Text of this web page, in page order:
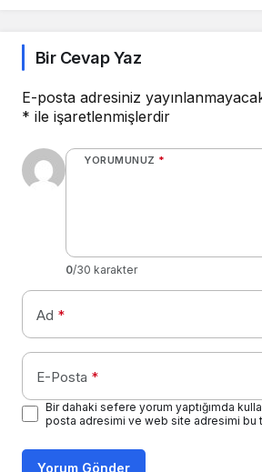
Bir Cevap Yaz
E-posta adresiniz
* ile işaretlenmişlerdir
YORUMUNUZ *
0/30 karakter
Ad *
E-Posta *
Bir dahaki sefere yorum yaptığımda
posta adresimi ve web site adresimi bu
Yorum Gönder